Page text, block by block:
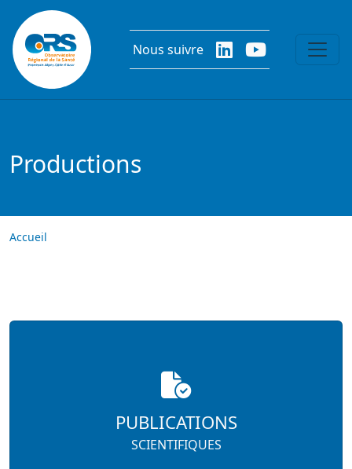
Aller au contenu principal
Nous suivre
Productions
Accueil
PUBLICATIONS
SCIENTIFIQUES